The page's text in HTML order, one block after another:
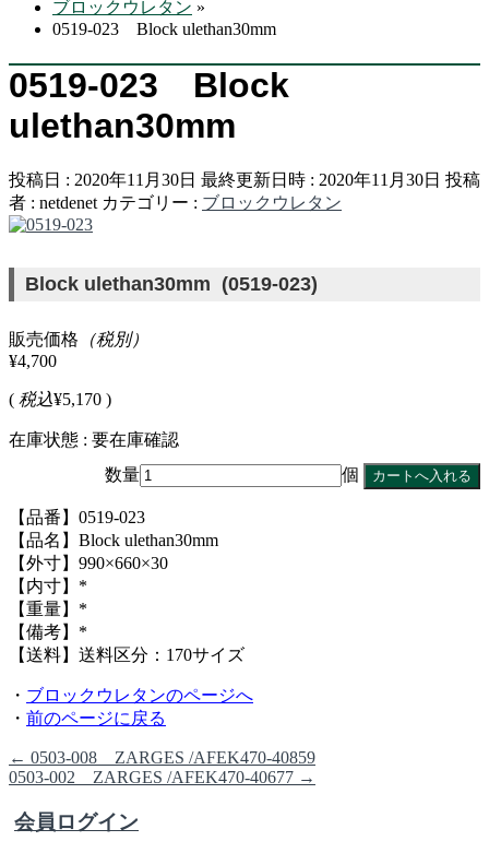
ブロックウレタン »
0519-023 Block ulethan30mm
0519-023 Block
ulethan30mm
投稿日 : 2020年11月30日 最終更新日時 : 2020年11月30日 投稿
者 : netdenet カテゴリー : ブロックウレタン
Block ulethan30mm (0519-023)
販売価格 （税別）
¥4,700
( 税込¥5,170 )
在庫状態 : 要在庫確認
数量
個
【品番】0519-023
【品名】Block ulethan30mm
【外寸】990×660×30
【内寸】*
【重量】*
【備考】*
【送料】送料区分：170サイズ
・ ブロックウレタンのページへ
・ 前のページに戻る
← 0503-008 ZARGES /AFEK470-40859
0503-002 ZARGES /AFEK470-40677 →
会員ログイン